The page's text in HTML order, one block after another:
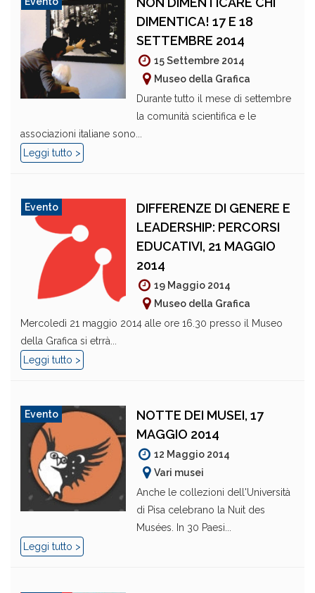
DIMENTICA! 17 E 18
SETTEMBRE 2014
15 Settembre 2014
Museo della Grafica
Durante tutto il mese di settembre
la comunità scientifica e le
associazioni italiane sono...
Leggi tutto >
Evento
DIFFERENZE DI GENERE E
LEADERSHIP: PERCORSI
EDUCATIVI, 21 MAGGIO
2014
19 Maggio 2014
Museo della Grafica
Mercoledì 21 maggio 2014 alle ore 16.30 presso il Museo
della Grafica si etrrà...
Leggi tutto >
Evento
NOTTE DEI MUSEI, 17
MAGGIO 2014
12 Maggio 2014
Vari musei
Anche le collezioni dell'Università
di Pisa celebrano la Nuit des
Musées. In 30 Paesi...
Leggi tutto >